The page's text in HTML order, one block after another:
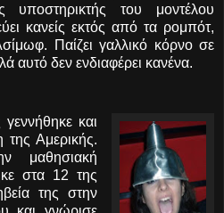
υποστηρικτής του μοντέλου
κανείς εκτός από τα ρομπότ,
Παίζει γαλλικό κόρνο σε
αυτό δεν ενδιαφέρει κανένα.
και
Αμερικής.
μαθησιακή
στα 12 της
της στην